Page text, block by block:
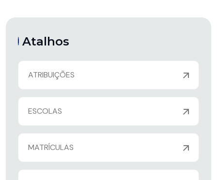
Atalhos
ATRIBUIÇÕES
ESCOLAS
MATRÍCULAS